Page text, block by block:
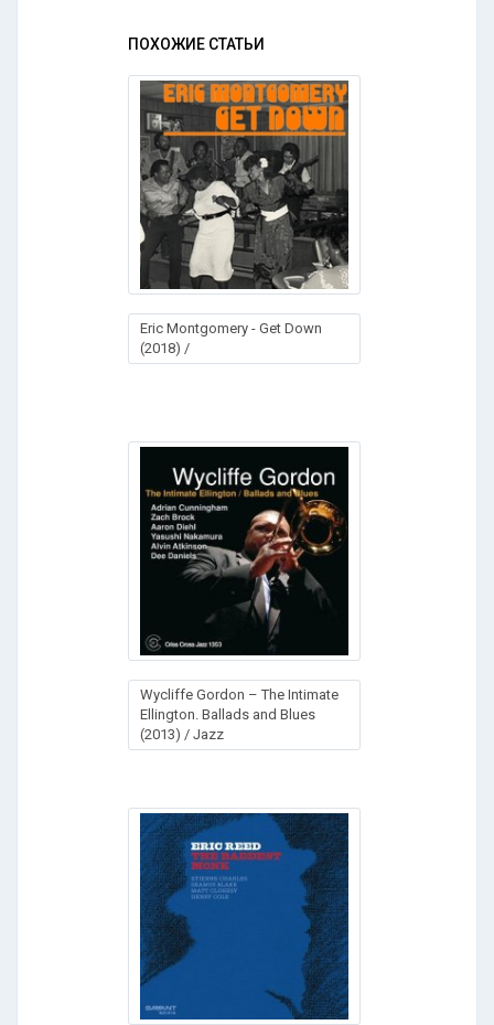
ПОХОЖИЕ СТАТЬИ
Eric Montgomery - Get Down
(2018) /
Wycliffe Gordon – The Intimate
Ellington. Ballads and Blues
(2013) / Jazz